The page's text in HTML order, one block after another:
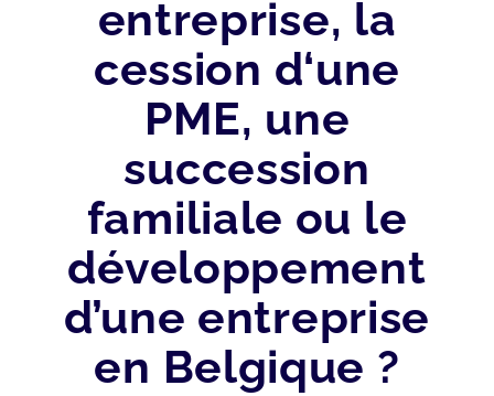
entreprise, la
cession d‘une
PME, une
succession
familiale ou le
développement
d’une entreprise
en Belgique ?